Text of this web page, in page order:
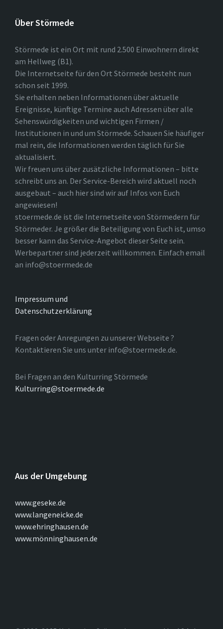
Über Störmede
Störmede ist ein Ort mit rund 2.500 Einwohnern direkt
am Hellweg (B1).
Die Internetseite für den Ort Störmede besteht nun
schon seit 1999.
Sie erhalten neben Informationen über aktuelle
Ereignisse, künftige Termine auch Adressen über alle
Sehenswürdigkeiten und wichtigen Firmen /
Institutionen in und um Störmede. Schauen Sie häufiger
mal rein, die Informationen werden täglich für Sie
aktualisiert.
Wir freuen uns über zusätzliche Informationen – bitte
schreibt uns an. Der Service-Bereich wird aktuell noch
ausgebaut – auch hier sind wir auf Infos von Euch
angewiesen!
stoermede.de ist die Internetseite von Störmedern für
Störmeder. Je größer die Beteiligung von Euch ist, umso
besser kann das Service-Angebot dieser Seite sein.
Werbepartner sind jederzeit willkommen. Einfach email
an info@stoermede.de
Impressum und
Datenschutzerklärung
Fragen oder Anregungen zu unserer Webseite ?
Kontaktieren Sie uns unter info@stoermede.de.
Bei Fragen an den Kulturring Störmede
Kulturring@stoermede.de
Aus der Umgebung
www.geseke.de
www.langeneicke.de
www.ehringhausen.de
www.mönninghausen.de